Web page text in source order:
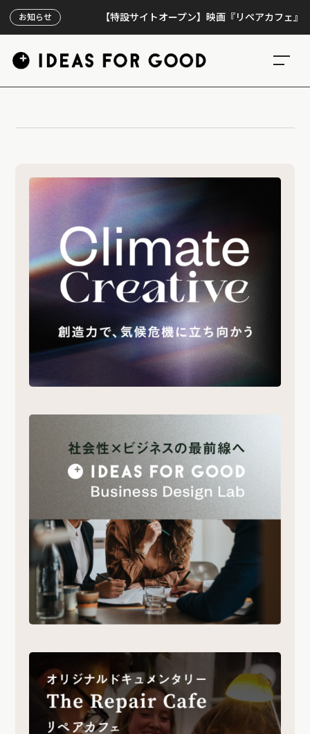
お知らせ 【特設サイトオープン】映画『リペアカフェ』、上